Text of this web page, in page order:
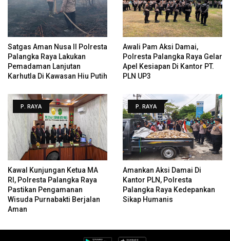
Satgas Aman Nusa II Polresta
Palangka Raya Lakukan
Pemadaman Lanjutan
Karhutla Di Kawasan Hiu Putih
Awali Pam Aksi Damai,
Polresta Palangka Raya Gelar
Apel Kesiapan Di Kantor PT.
PLN UP3
P. RAYA
Kawal Kunjungan Ketua MA
RI, Polresta Palangka Raya
Pastikan Pengamanan
Wisuda Purnabakti Berjalan
Aman
P. RAYA
Amankan Aksi Damai Di
Kantor PLN, Polresta
Palangka Raya Kedepankan
Sikap Humanis